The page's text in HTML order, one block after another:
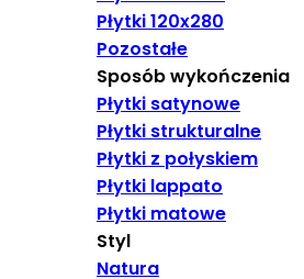
Płytki 120x280
Pozostałe
Sposób wykończenia
Płytki satynowe
Płytki strukturalne
Płytki z połyskiem
Płytki lappato
Płytki matowe
Styl
Natura